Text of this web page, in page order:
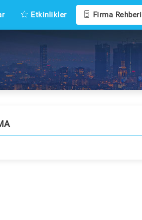
Etkinlikler Firma Rehberi